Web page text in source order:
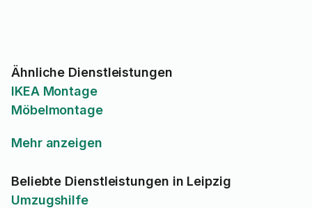
Ähnliche Dienstleistungen
IKEA Montage
Möbelmontage
Mehr anzeigen
Beliebte Dienstleistungen in Leipzig
Umzugshilfe